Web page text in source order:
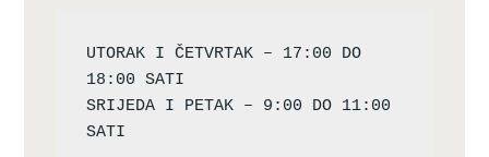
UTORAK I ČETVRTAK – 17:00 DO
18:00 SATI
SRIJEDA I PETAK – 9:00 DO 11:00